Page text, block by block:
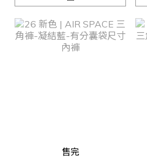
售完